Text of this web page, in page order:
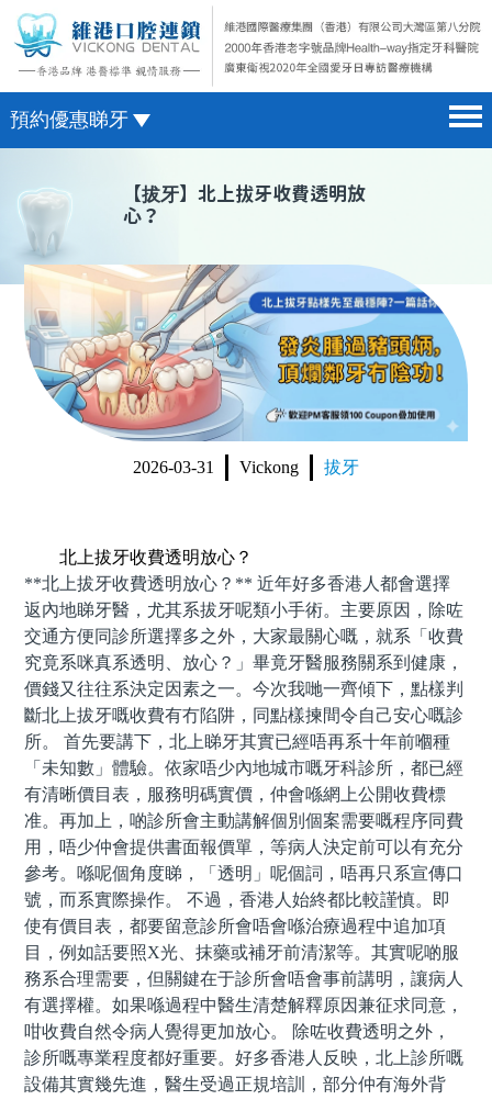
預約優惠睇牙
醫院簡介 hospital introduction
醫生介紹 doctor introduction
醫療新聞 medical news
種植牙 dental implant
箍牙 orthodontics
收費標準 change standard
微信預約
WhatsApp預約
【拔牙】北上拔牙收費透明放
心？
2026-03-31 Vickong 拔牙
北上拔牙收費透明放心？
**北上拔牙收費透明放心？** 近年好多香港人都會選擇
返內地睇牙醫，尤其系拔牙呢類小手術。主要原因，除咗
交通方便同診所選擇多之外，大家最關心嘅，就系「收費
究竟系咪真系透明、放心？」畢竟牙醫服務關系到健康，
價錢又往往系決定因素之一。今次我哋一齊傾下，點樣判
斷北上拔牙嘅收費有冇陷阱，同點樣揀間令自己安心嘅診
所。 首先要講下，北上睇牙其實已經唔再系十年前嗰種
「未知數」體驗。依家唔少內地城市嘅牙科診所，都已經
有清晰價目表，服務明碼實價，仲會喺網上公開收費標
准。再加上，啲診所會主動講解個別個案需要嘅程序同費
用，唔少仲會提供書面報價單，等病人決定前可以有充分
參考。喺呢個角度睇，「透明」呢個詞，唔再只系宣傳口
號，而系實際操作。 不過，香港人始終都比較謹慎。即
使有價目表，都要留意診所會唔會喺治療過程中追加項
目，例如話要照X光、抹藥或補牙前清潔等。其實呢啲服
務系合理需要，但關鍵在于診所會唔會事前講明，讓病人
有選擇權。如果喺過程中醫生清楚解釋原因兼征求同意，
咁收費自然令病人覺得更加放心。 除咗收費透明之外，
診所嘅專業程度都好重要。好多香港人反映，北上診所嘅
設備其實幾先進，醫生受過正規培訓，部分仲有海外背